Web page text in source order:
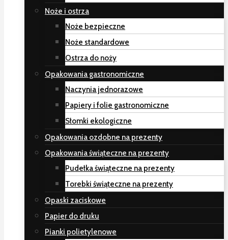
Noże i ostrza
Noże bezpieczne
Noże standardowe
Ostrza do noży
Opakowania gastronomiczne
Naczynia jednorazowe
Papiery i folie gastronomiczne
Słomki ekologiczne
Opakowania ozdobne na prezenty
Opakowania świąteczne na prezenty
Pudełka świąteczne na prezenty
Torebki świąteczne na prezenty
Opaski zaciskowe
Papier do druku
Pianki polietylenowe